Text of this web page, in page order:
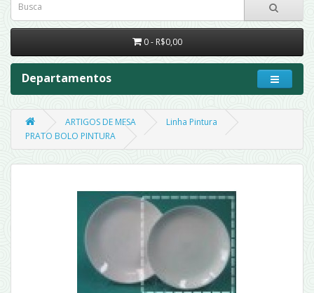
0 - R$0,00
Departamentos
ARTIGOS DE MESA
Linha Pintura
PRATO BOLO PINTURA